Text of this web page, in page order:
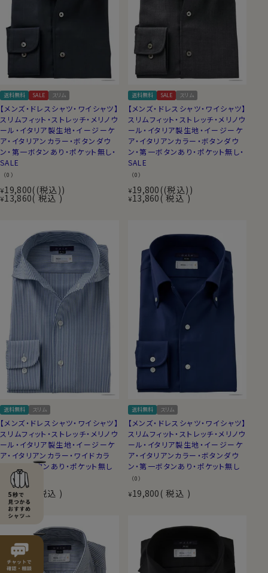
送料無料 SALE スリム
【メンズ・ドレスシャツ・ワイシャツ】
スリムフィット・ストレッチ・メリノウ
ール・イタリア製生地・イージーケ
ア・イタリアンカラー・ボタンダウ
ン・第一ボタンあり・ポケット無し・
SALE
（0）
¥19,800 (税込)
¥13,860 税込
送料無料 SALE スリム
【メンズ・ドレスシャツ・ワイシャツ】
スリムフィット・ストレッチ・メリノウ
ール・イタリア製生地・イージーケ
ア・イタリアンカラー・ボタンダウ
ン・第一ボタンあり・ポケット無し・
SALE
（0）
¥19,800 (税込)
¥13,860 税込
送料無料 スリム
【メンズ・ドレスシャツ・ワイシャツ】
スリムフィット・ストレッチ・メリノウ
ール・イタリア製生地・イージーケ
ア・イタリアンカラー・ワイドカラ
ー・第一ボタンあり・ポケット無し
（0）
19,800 税込
送料無料 スリム
【メンズ・ドレスシャツ・ワイシャツ】
スリムフィット・ストレッチ・メリノウ
ール・イタリア製生地・イージーケ
ア・イタリアンカラー・ボタンダウ
ン・第一ボタンあり・ポケット無し
（0）
¥19,800 税込